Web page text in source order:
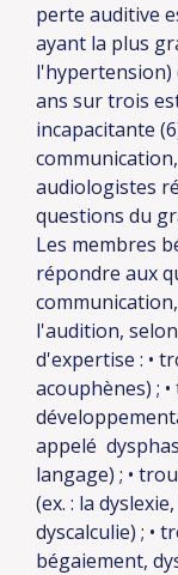
perte auditive
ayant la plus
l'hypertension)
ans sur trois
incapacitante
audiologistes
questions du
Les membres
répondre aux
l'audition,
d'expertise : •
acouphènes) ;
appelé
langage) ; •
(ex. : la
dyscalculie) ; •
bégaiement,